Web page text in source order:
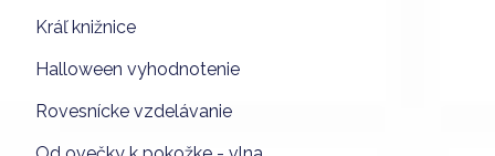
Kráľ knižnice
Halloween vyhodnotenie
Rovesnícke vzdelávanie